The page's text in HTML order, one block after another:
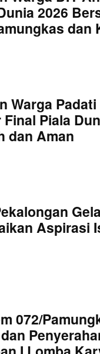
2026
dan
Warga
Final Piala
dan Aman
Aspirasi
072/